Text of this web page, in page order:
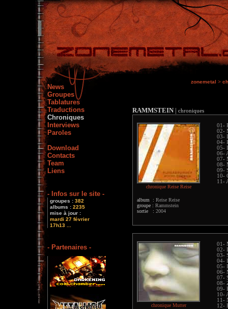
News
Groupes
Tablatures
Traductions
Chroniques
Interviews
Paroles
Download
Contacts
Team
Liens
- Infos sur le site -
groupes : 382
albums : 2235
mise à jour :
mardi 27 février
17h13 ...
- Partenaires -
zonemetal >
RAMMSTEIN | chroniques
chronique Reise Reise
album : Reise Reise
groupe : Rammstein
sortie : 2004
01-
02-
03-
04-
05-
06-
07-
08-
09-
10-
11-
chronique Mutter
01-
02-
03-
04-
05-
06-
07-
08-
09-
10-
11-
12-